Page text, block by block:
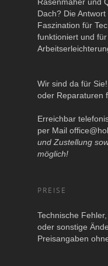
Dach? Die
Faszination für
funktioniert und
Wir sind da für
oder Reparaturen
Erreichbar
per Mail
und Zustellung
möglich!
PREISE
Technische
oder sonstige
Preisangaben